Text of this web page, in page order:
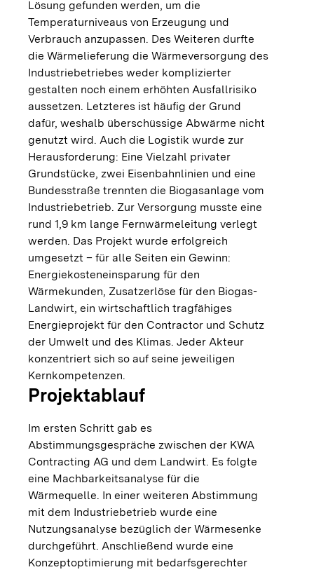
Lösung gefunden werden, um die
Temperaturniveaus von Erzeugung und
Verbrauch anzupassen. Des Weiteren durfte
die Wärmelieferung die Wärmeversorgung des
Industriebetriebes weder komplizierter
gestalten noch einem erhöhten Ausfallrisiko
aussetzen. Letzteres ist häufig der Grund
dafür, weshalb überschüssige Abwärme nicht
genutzt wird. Auch die Logistik wurde zur
Herausforderung: Eine Vielzahl privater
Grundstücke, zwei Eisenbahnlinien und eine
Bundesstraße trennten die Biogasanlage vom
Industriebetrieb. Zur Versorgung musste eine
rund 1,9 km lange Fernwärmeleitung verlegt
werden. Das Projekt wurde erfolgreich
umgesetzt – für alle Seiten ein Gewinn:
Energiekosteneinsparung für den
Wärmekunden, Zusatzerlöse für den Biogas-
Landwirt, ein wirtschaftlich tragfähiges
Energieprojekt für den Contractor und Schutz
der Umwelt und des Klimas. Jeder Akteur
konzentriert sich so auf seine jeweiligen
Kernkompetenzen.
Projektablauf
Im ersten Schritt gab es
Abstimmungsgespräche zwischen der KWA
Contracting AG und dem Landwirt. Es folgte
eine Machbarkeitsanalyse für die
Wärmequelle. In einer weiteren Abstimmung
mit dem Industriebetrieb wurde eine
Nutzungsanalyse bezüglich der Wärmesenke
durchgeführt. Anschließend wurde eine
Konzeptoptimierung mit bedarfsgerechter